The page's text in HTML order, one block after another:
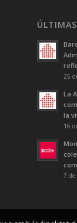
25
La
la
16
7 de